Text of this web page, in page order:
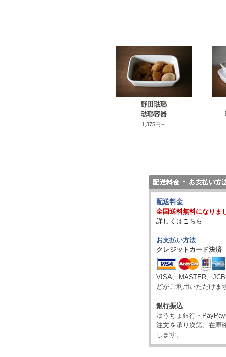
野田琺瑯
琺瑯容器
1,375円～
配送料金
全国送料無料になりま
詳しくはこちら
お支払い方法
クレジットカード決済
VISA、MASTER、
どがご利用いただけま
銀行振込
ゆうちょ銀行・
注文を承り次第、在庫
します。